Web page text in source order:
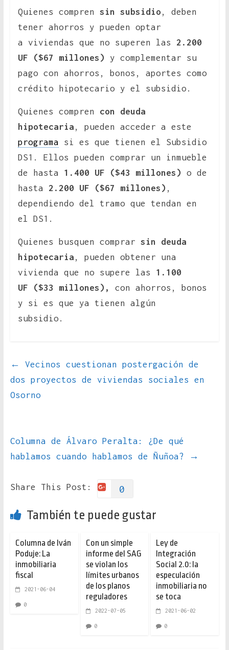
Quienes compren sin subsidio , deben
tener ahorros y pueden optar
a viviendas que no superen las 2.200
UF ($67 millones) y complementar su
pago con ahorros, bonos, aportes como
crédito hipotecario y el subsidio.
Quienes compren con deuda
hipotecaria , pueden acceder a este
programa si es que tienen el Subsidio
DS1. Ellos pueden comprar un inmueble
de hasta 1.400 UF ($43 millones) o de
hasta 2.200 UF ($67 millones) ,
dependiendo del tramo que tendan en
el DS1.
Quienes busquen comprar sin deuda
hipotecaria , pueden obtener una
vivienda que no supere las 1.100
UF
($33 millones),
con ahorros, bonos
y si es que ya tienen algún
subsidio.
←
Vecinos cuestionan postergación de
dos proyectos de viviendas sociales en
Osorno
Columna de Álvaro Peralta: ¿De qué
hablamos cuando hablamos de Ñuñoa?
→
Share This Post: 0
También te puede gustar
Columna de Iván
Poduje: La
inmobiliaria
fiscal
2021-06-04
0
Con un simple
informe del SAG
se violan los
límites urbanos
de los planos
reguladores
2022-07-05
0
Ley de
Integración
Social 2.0: la
especulación
inmobiliaria no
se toca
2021-06-02
0